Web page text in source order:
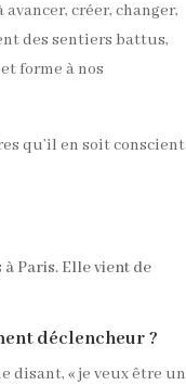
créer, changer,
des sentiers battus,
forme à nos
qu’il en soit conscient
Paris. Elle vient de
déclencheur ?
disant, « je veux être un